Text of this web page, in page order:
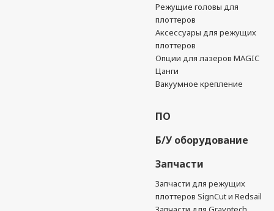
Режущие головы для
плоттеров
Аксессуары для режущих
плоттеров
Опции для лазеров MAGIC
Цанги
Вакуумное крепление
ПО
Б/У оборудование
Запчасти
Запчасти для режущих
плоттеров SignCut и Redsail